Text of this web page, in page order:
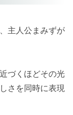
主人公まみずが
づくほどその光
さを同時に表現